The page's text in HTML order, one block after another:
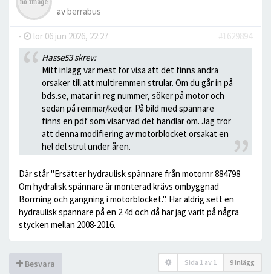
avberrabus
- lör 06 jun 2026, 22:27
#1629894
Hasse53 skrev:
Mitt inlägg var mest för visa att det finns andra
orsaker till att multiremmen strular. Om du går in på
bds.se, matar in reg nummer, söker på motor och
sedan på remmar/kedjor. På bild med spännare
finns en pdf som visar vad det handlar om. Jag tror
att denna modifiering av motorblocket orsakat en
hel del strul under åren.
Där står "Ersätter hydraulisk spännare från motornr 884798
Om hydralisk spännare är monterad krävs ombyggnad
Borrning och gängning i motorblocket.". Har aldrig sett en
hydraulisk spännare på en 2.4d och då har jag varit på några
stycken mellan 2008-2016.
Besvara Sida 1 av 1 9 inlägg